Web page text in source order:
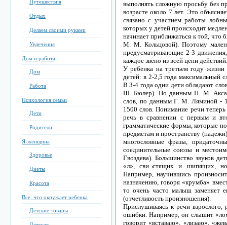
Путешествия
Отдых
Делаем своими руками
Увлечения
Дом и работа
Дом
Работа
Психология семьи
Дети
Родители
Я-женщина
Здоровье
Диеты
Красота
Все, что окружает ребенка
Детские товары
выполнять сложную просьбу без
возрасте около 7 лет. Это
связано с участием работы
которых у детей происходит
начинает приближаться к той, что
М. М. Кольцовой). Поэтому
предусматривающие 2-3
каждое звено из всей цепи действий.
У ребенка на третьем году жизни
детей: в 2-2,5 года максимальный
В 3-4 года одни дети обладают
Ш. Бюлер). По данным Н. М.
слов, по данным Г. М. Ляминой -
1500 слов. Понимание речи
речь в сравнении с первым и
грамматические формы, которые
предметам и пространству
многословные фразы,
соединительные союзы и
Гвоздева). Большинство звуков
«л», сви¬стящих и шипящих, но
Например, научившись
назначению, говоря «крумба»
то очень часто малыш заменяет
(отчетливость произношения).
Прислушиваясь к речи взрослого,
ошибки. Например, он слышит
говорит «вставаю», «лизаю»,